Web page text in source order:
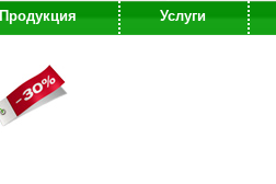
Продукция Услуги